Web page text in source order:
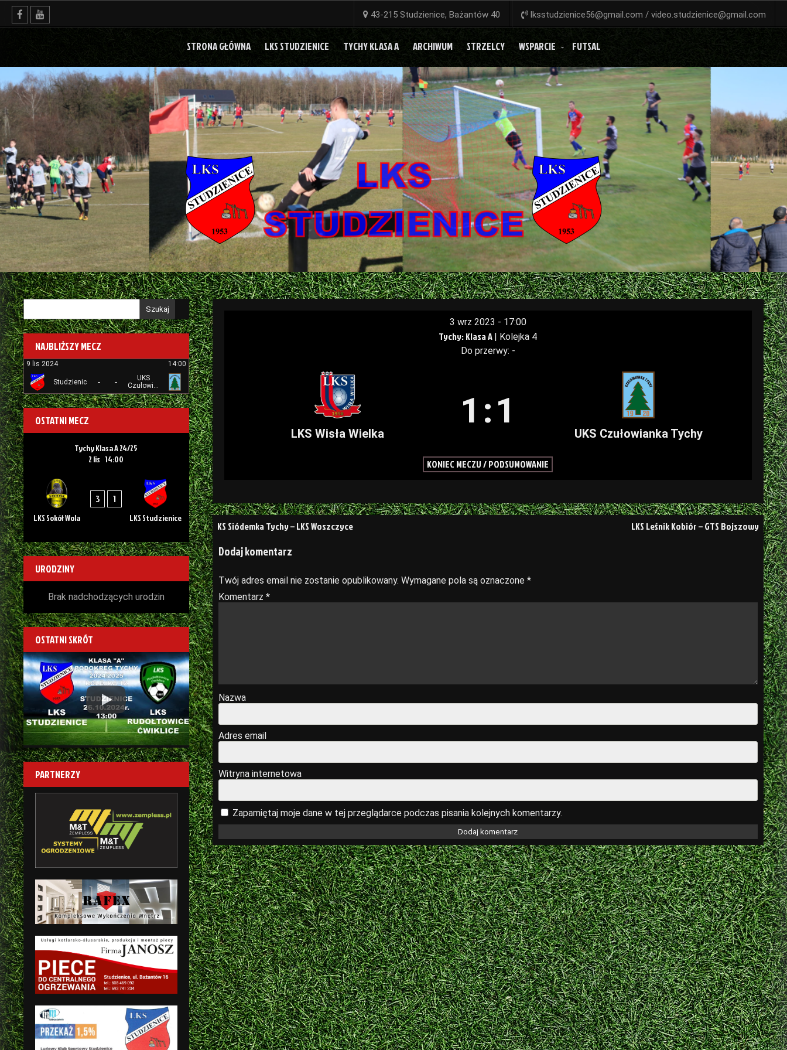
Skip
content
43-215 Studzienice, Bażantów 40 lksstudzienice56@gmail.com / video.studzienice@gmail.com
STRONA GŁÓWNA LKS STUDZIENICE TYCHY KLASA A ARCHIWUM STRZELCY WSPARCIE FUTSAL
3 wrz 2023 - 17:00
Tychy: Klasa A | Kolejka 4
Do przerwy: -
LKS Wisła Wielka
1 :1
UKS Czułowianka Tychy
KONIEC MECZU / PODSUMOWANIE
Nawigacja
wpisu
KS Siódemka Tychy – LKS Woszczyce LKS Leśnik Kobiór – GTS Bojszowy
Dodaj komentarz
Twój adres email nie zostanie opublikowany. Wymagane pola są oznaczone *
Komentarz *
Nazwa
Adres email
Witryna internetowa
Zapamiętaj moje dane w tej przeglądarce podczas pisania kolejnych komentarzy.
Szukaj
NAJBLIŻSZY MECZ
9 lis 2024 14:00
Studzienice - -
UKS
Czułowianka
Tychy
OSTATNI MECZ
Tychy Klasa A 24/25
2 lis 14:00
LKS Sokół Wola
3 1
LKS Studzienice
URODZINY
Brak nadchodzących urodzin
OSTATNI SKRÓT
Play
PARTNERZY